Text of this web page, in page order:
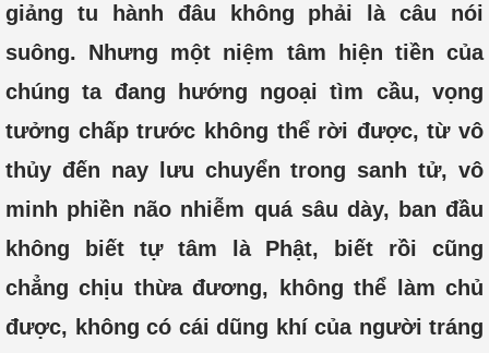
giảng tu hành đâu không phải là câu nói
suông. Nhưng một niệm tâm hiện tiền của
chúng ta đang hướng ngoại tìm cầu, vọng
tưởng chấp trước không thể rời được, từ vô
thủy đến nay lưu chuyển trong sanh tử, vô
minh phiền não nhiễm quá sâu dày, ban đầu
không biết tự tâm là Phật, biết rồi cũng
chẳng chịu thừa đương, không thể làm chủ
được, không có cái dũng khí của người tráng